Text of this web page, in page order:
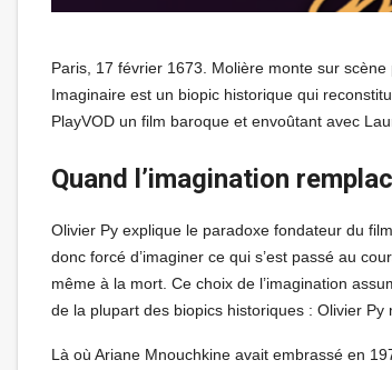
Paris, 17 février 1673. Molière monte sur
Imaginaire est un biopic historique qui
PlayVOD un film baroque et envoûtant avec
Quand l’imagination
Olivier Py explique le paradoxe fondateur du film
donc forcé d’imaginer ce qui s’est passé au
même à la mort. Ce choix de l’imagination
de la plupart des biopics historiques : Olivier
Là où Ariane Mnouchkine avait embrassé en